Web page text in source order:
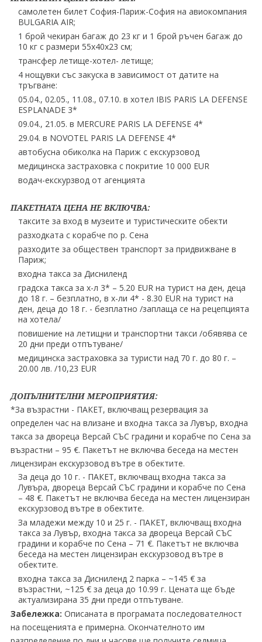
самолетен билет София-Париж-София на авиокомпания
BULGARIA AIR;
1 брой чекиран багаж до 23 кг и 1 брой ръчен багаж до
10 кг с размери 55х40х23 см;
трансфер летище-хотел- летище;
4 нощувки със закуска в зависимост от датите на
тръгване:
05.04., 02.05., 11.08., 07.10. в хотел IBIS PARIS LA DEFENSE
ESPLANADE 3*
09.04., 21.05. в MERCURE PARIS LA DEFENSE 4*
29.04. в NOVOTEL PARIS LA DEFENSE 4*
автобусна обиколка на Париж с екскурзовод
медицинска застраховка с покритие 10 000 EUR
водач-екскурзвод от агенцията
ПАКЕТНАТА ЦЕНА НЕ ВКЛЮЧВА:
таксите за вход в музеите и туристическите обекти
разходката с корабче по р. Сена
разходите за обществен транспорт за придвижване в
Париж;
входна такса за Дисниленд
градска такса за х-л 3* – 5.20 EUR на турист на ден, деца
до 18 г. – безплатно, в х-ли 4* - 8.30 EUR на турист на
ден, деца до 18 г. - безплатно /заплаща се на рецепцията
на хотела/
повишение на летищни и транспортни такси /обявява се
20 дни преди отпътуване/
медицинска застраховка за туристи над 70 г. до 80 г. –
20.00 лв. /10,23 EUR
ДОПЪЛНИТЕЛНИ МЕРОПРИЯТИЯ:
*За възрастни - ПАКЕТ, включващ резервация за
определен час на влизане и входна такса за Лувър, входна
такса за двореца Версай СЪС градини и корабче по Сена за
възрастни – 95 €. Пакетът не включва беседа на местен
лицензиран екскурзовод вътре в обектите.
За деца до 10 г. - ПАКЕТ, включващ входна такса за
Лувъра, двореца Версай СЪС градини и корабче по Сена
– 48 €. Пакетът не включва беседа на местен лицензиран
екскурзовод вътре в обектите.
За младежи между 10 и 25 г. - ПАКЕТ, включващ входна
такса за Лувър, входна такса за двореца Версай СЪС
градини и корабче по Сена – 71 €. Пакетът не включва
беседа на местен лицензиран екскурзовод вътре в
обектите.
входна такса за Дисниленд 2 парка – ~145 € за
възрастни, ~125 € за деца до 10.99 г. Цената ще бъде
актуализирана 35 дни преди отпътуване.
Забележка: Описаната в програмата последователност
на посещенията е примерна. Окончателното им